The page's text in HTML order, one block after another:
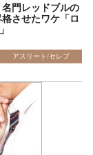
門レッドブルの
させたワケ「ロ
アスリート/セレブ